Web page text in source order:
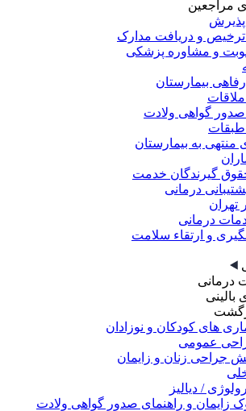
مراجعین
پذیرش
ترخیص و دریافت مدارک
و مشاوره پزشکی
رفاهی بیمارستان
صدور گواهی ولادت
طبقات
منتهی به بیمارستان
گیرندگان خدمت
درمانی
تهران
درمانی
و ارتقاء سلامت
درمانی
های کودکان و نوزادان
عمومی
جراحی زنان و زایمان
/ دیالیز
زایمان و راهنمای صدور گواهی ولادت